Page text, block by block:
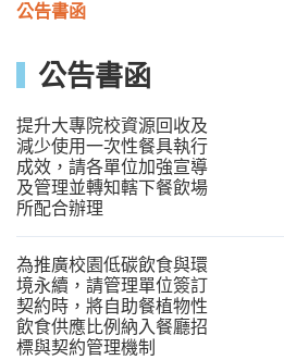
公告書函
公告書函
提升大專院校資源回收及
減少使用一次性餐具執行
成效，請各單位加強宣導
及管理並轉知轄下餐飲場
所配合辦理
為推廣校園低碳飲食與環
境永續，請管理單位簽訂
契約時，將自助餐植物性
飲食供應比例納入餐廳招
標與契約管理機制